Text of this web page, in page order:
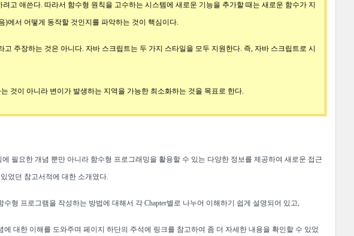
고 애쓴다. 따라서 함수형 원칙을 고수하는 시스템에 새로운 기능을 추가할 때는 새로운 함수가 지
에서 어떻게 동작할 것인지를 파악하는 것이 핵심이다.
고 주장하는 것은 아니다. 자바 스크립트는 두 가지 스타일을 모두 지원한다. 즉, 자바 스크립트로 시
것이 아니라 변이가 발생하는 지역을 가능한 최소화하는 것을 목표로 한다.
필요한 개념 뿐만 아니라 함수형 프로그래밍을 활용할 수 있는 다양한 정보를 제공하여 새로운 접근
었던 참고서적에 대한 소개였다.
형 프로그램을 작성하는 방법에 대해서 각 Chapter별로 나누어 이해하기 쉽게 설명되어 있고,
대한 이해를 도와주며 페이지 하단의 주석에 링크를 참고하여 좀 더 자세한 내용을 확인할 수 있었